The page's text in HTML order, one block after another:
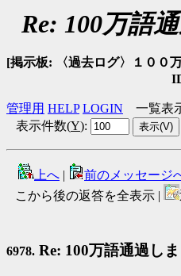
Re: 100万語
[掲示板: 〈過去ログ〉１００
管理用 HELP LOGIN 一覧表
表示件数(Y):
上へ | 前のメッセージ
こから後の返答を全表示 |
6978. Re: 100万語通過しま